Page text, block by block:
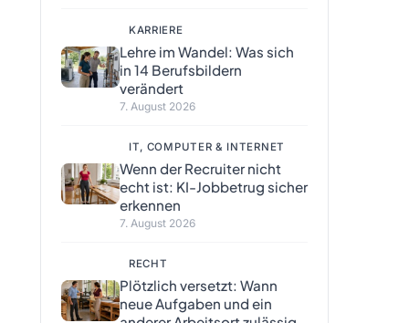
KARRIERE
Lehre im Wandel: Was sich
in 14 Berufsbildern
verändert
7. August 2026
IT, COMPUTER & INTERNET
Wenn der Recruiter nicht
echt ist: KI-Jobbetrug sicher
erkennen
7. August 2026
RECHT
Plötzlich versetzt: Wann
neue Aufgaben und ein